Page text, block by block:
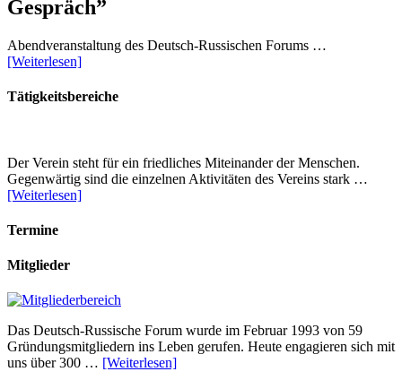
Gespräch”
Abendveranstaltung des Deutsch-Russischen Forums …
[Weiterlesen]
Tätigkeitsbereiche
Der Verein steht für ein friedliches Miteinander der Menschen.
Gegenwärtig sind die einzelnen Aktivitäten des Vereins stark …
[Weiterlesen]
Termine
Mitglieder
Das Deutsch-Russische Forum wurde im Februar 1993 von 59
Gründungsmitgliedern ins Leben gerufen. Heute engagieren sich mit
uns über 300 … [Weiterlesen]